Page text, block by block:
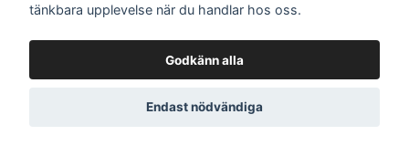
© 2026 TeeTime Golf
tänkbara upplevelse när du handlar hos oss.
Godkänn alla
Endast nödvändiga